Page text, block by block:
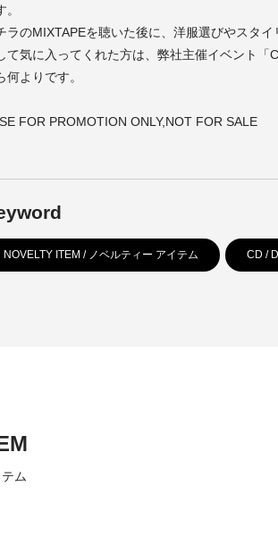
。
ラのMIXTAPEを聴いた後に、洋服選びやスタ
て気に入ってくれた方は、弊社主催イベント「
何よりです。
FOR PROMOTION ONLY,NOT FOR SALE
NOVELTY ITEM / ノベルティー アイテム CD /
ム